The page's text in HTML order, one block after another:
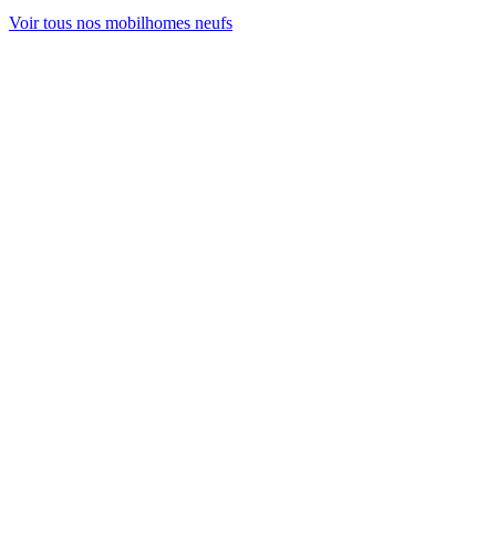
Voir tous nos mobilhomes neufs